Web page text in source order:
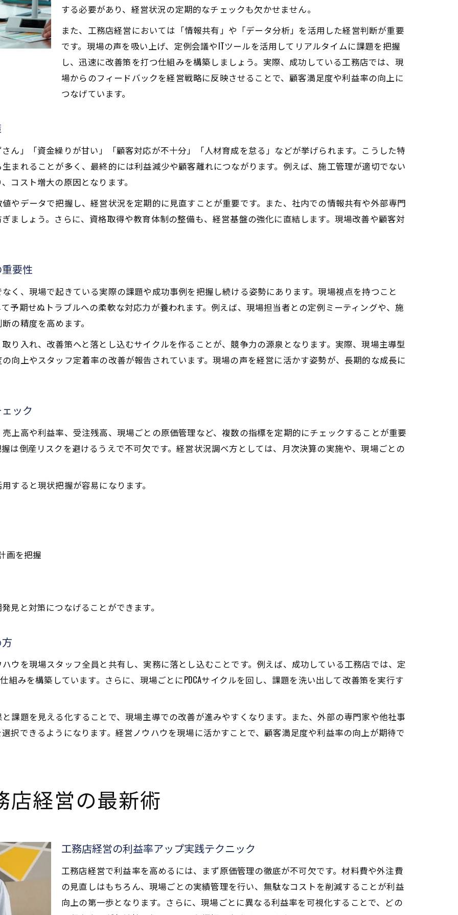
資格なしで始める工務店経営の注意点
工務店の資本金・社会保険の基礎知識
工務店を開業するには何が必要なのか
開業・独立時に知るべき経営ノウハウ
個人事業主として工務店経営に挑むには
個人事業主が工務店経営で成功する秘訣
工務店経営で失敗しない資金繰りの基本
独立時に押さえたい工務店経営の注意点
工務店経営が儲かる仕組みと課題の本質
工務店は儲かりますか？経営構造の解明
利益を伸ばす工務店経営の収益モデル
経営ノウハウで現場の壁を突破する方法
経営ノウハウが現場課題を解決する理由
施工管理はやめとけと言われる背景理解
現場の壁を突破する工務店経営の実践策
経営ノウハウを活かした人材育成の工夫
する必要があり、経営状況の定期的なチェックも欠かせません。
また、工務店経営においては「情報共有」や「データ分析」を活用した経営判断が重要
です。現場の声を吸い上げ、定例会議やITツールを活用してリアルタイムに課題を把握
し、迅速に改善策を打つ仕組みを構築しましょう。実際、成功している工務店では、現
場からのフィードバックを経営戦略に反映させることで、顧客満足度や利益率の向上に
つなげています。
ん」「資金繰りが甘い」「顧客対応が不十分」「人材育成を怠る」などが挙げられます。こうした特
まれることが多く、最終的には利益減少や顧客離れにつながります。例えば、施工管理が適切でない
コスト増大の原因となります。
やデータで把握し、経営状況を定期的に見直すことが重要です。また、社内での情報共有や外部専門
ましょう。さらに、資格取得や教育体制の整備も、経営基盤の強化に直結します。現場改善や顧客対
要性
く、現場で起きている実際の課題や成功事例を把握し続ける姿勢にあります。現場視点を持つこと
予期せぬトラブルへの柔軟な対応力が養われます。例えば、現場担当者との定例ミーティングや、施
の精度を高めます。
り入れ、改善策へと落とし込むサイクルを作ることが、競争力の源泉となります。実際、現場主導型
向上やスタッフ定着率の改善が報告されています。現場の声を経営に活かす姿勢が、長期的な成長に
ック
上高や利益率、受注残高、現場ごとの原価管理など、複数の指標を定期的にチェックすることが重要
は倒産リスクを避けるうえで不可欠です。経営状況調べ方としては、月次決算の実施や、現場ごとの
すると現状把握が容易になります。
画を把握
見と対策につなげることができます。
ウを現場スタッフ全員と共有し、実務に落とし込むことです。例えば、成功している工務店では、定
組みを構築しています。さらに、現場ごとにPDCAサイクルを回し、課題を洗い出して改善策を実行す
課題を見える化することで、現場主導での改善が進みやすくなります。また、外部の専門家や他社事
択できるようになります。経営ノウハウを現場に活かすことで、顧客満足度や利益率の向上が期待で
店経営の最新術
工務店経営の利益率アップ実践テクニック
工務店経営で利益率を高めるには、まず原価管理の徹底が不可欠です。材料費や外注費
の見直しはもちろん、現場ごとの実績管理を行い、無駄なコストを削減することが利益
向上の第一歩となります。さらに、現場ごとに異なる利益率を可視化することで、どの
お問い合わせはこちら
お問い合わせはこちら